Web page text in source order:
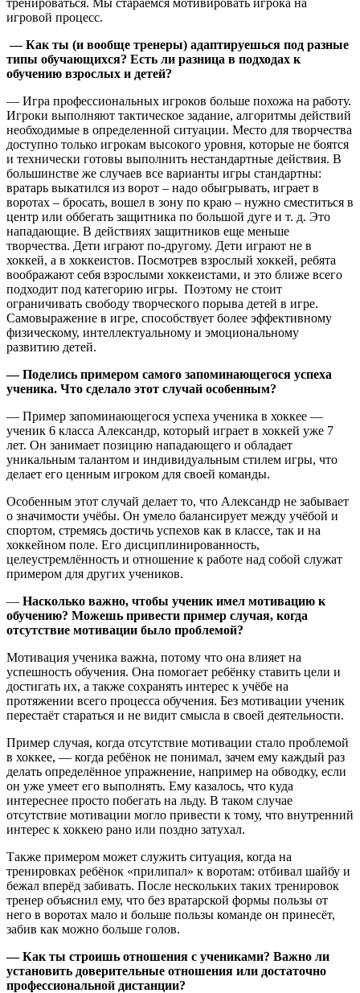
игровой процесс.
— Как ты (и вообще тренеры) адаптируешься под разные
типы обучающихся? Есть ли разница в подходах к
обучению взрослых и детей?
— Игра профессиональных игроков больше похожа на работу.
Игроки выполняют тактическое задание, алгоритмы действий
необходимые в определенной ситуации. Место для творчества
доступно только игрокам высокого уровня, которые не боятся
и технически готовы выполнить нестандартные действия. В
большинстве же случаев все варианты игры стандартны:
вратарь выкатился из ворот – надо обыгрывать, играет в
воротах – бросать, вошел в зону по краю – нужно сместиться в
центр или оббегать защитника по большой дуге и т. д. Это
нападающие. В действиях защитников еще меньше
творчества. Дети играют по-другому. Дети играют не в
хоккей, а в хоккеистов. Посмотрев взрослый хоккей, ребята
воображают себя взрослыми хоккеистами, и это ближе всего
подходит под категорию игры. Поэтому не стоит
ограничивать свободу творческого порыва детей в игре.
Самовыражение в игре, способствует более эффективному
физическому, интеллектуальному и эмоциональному
развитию детей.
— Поделись примером самого запоминающегося успеха
ученика. Что сделало этот случай особенным?
— Пример запоминающегося успеха ученика в хоккее —
ученик 6 класса Александр, который играет в хоккей уже 7
лет. Он занимает позицию нападающего и обладает
уникальным талантом и индивидуальным стилем игры, что
делает его ценным игроком для своей команды.
Особенным этот случай делает то, что Александр не забывает
о значимости учёбы. Он умело балансирует между учёбой и
спортом, стремясь достичь успехов как в классе, так и на
хоккейном поле. Его дисциплинированность,
целеустремлённость и отношение к работе над собой служат
примером для других учеников.
— Насколько важно, чтобы ученик имел мотивацию к
обучению? Можешь привести пример случая, когда
отсутствие мотивации было проблемой?
Мотивация ученика важна, потому что она влияет на
успешность обучения. Она помогает ребёнку ставить цели и
достигать их, а также сохранять интерес к учёбе на
протяжении всего процесса обучения. Без мотивации ученик
перестаёт стараться и не видит смысла в своей деятельности.
Пример случая, когда отсутствие мотивации стало проблемой
в хоккее, — когда ребёнок не понимал, зачем ему каждый раз
делать определённое упражнение, например на обводку, если
он уже умеет его выполнять. Ему казалось, что куда
интереснее просто побегать на льду. В таком случае
отсутствие мотивации могло привести к тому, что внутренний
интерес к хоккею рано или поздно затухал.
Также примером может служить ситуация, когда на
тренировках ребёнок «прилипал» к воротам: отбивал шайбу и
бежал вперёд забивать. После нескольких таких тренировок
тренер объяснил ему, что без вратарской формы пользы от
него в воротах мало и больше пользы команде он принесёт,
забив как можно больше голов.
— Как ты строишь отношения с учениками? Важно ли
установить доверительные отношения или достаточно
профессиональной дистанции?